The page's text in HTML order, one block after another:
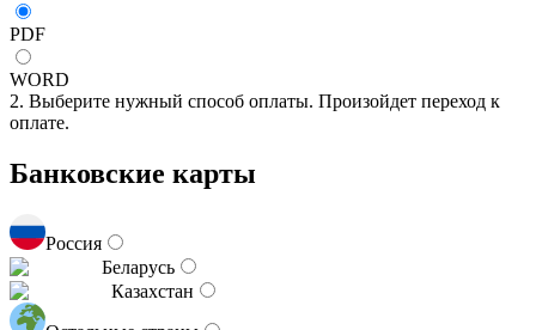
PDF
WORD
2. Выберите нужный способ оплаты. Произойдет переход к
оплате.
Банковские карты
Россия
Беларусь
Казахстан